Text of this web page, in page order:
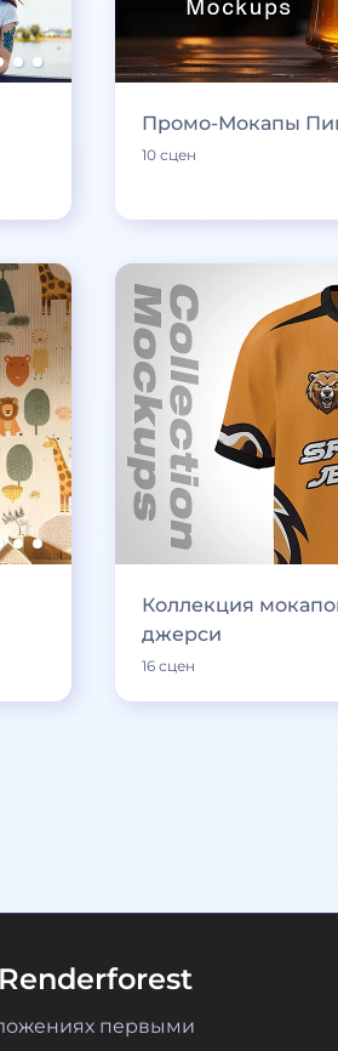
Промо-Мокапы
10 сцен
Коллекция
джерси
16 сцен
первыми